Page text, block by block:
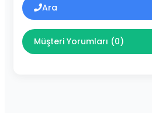
Ara
Müşteri Yorumları (0)